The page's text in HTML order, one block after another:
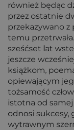
również będąc
przez ostatnie
przekazywano z
temu
sześćset lat
jeszcze
książkom,
opiewającym
tożsamość
istotna od
odnosi sukcesy,
wytrawnym